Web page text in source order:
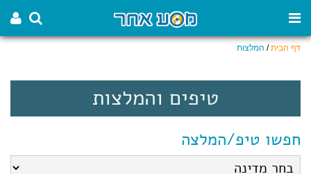
דף הבית/ המלצות
טיפים והמלצות
חפשו טיפ/המלצה